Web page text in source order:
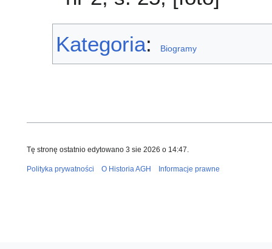
Kategoria: Biogramy
Tę stronę ostatnio edytowano 3 sie 2026 o 14:47.
Polityka prywatności O Historia AGH Informacje prawne